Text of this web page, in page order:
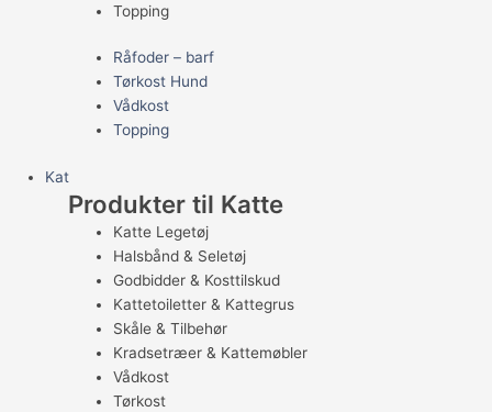
Topping
Råfoder – barf
Tørkost Hund
Vådkost
Topping
Kat
Produkter til Katte
Katte Legetøj
Halsbånd & Seletøj
Godbidder & Kosttilskud
Kattetoiletter & Kattegrus
Skåle & Tilbehør
Kradsetræer & Kattemøbler
Vådkost
Tørkost